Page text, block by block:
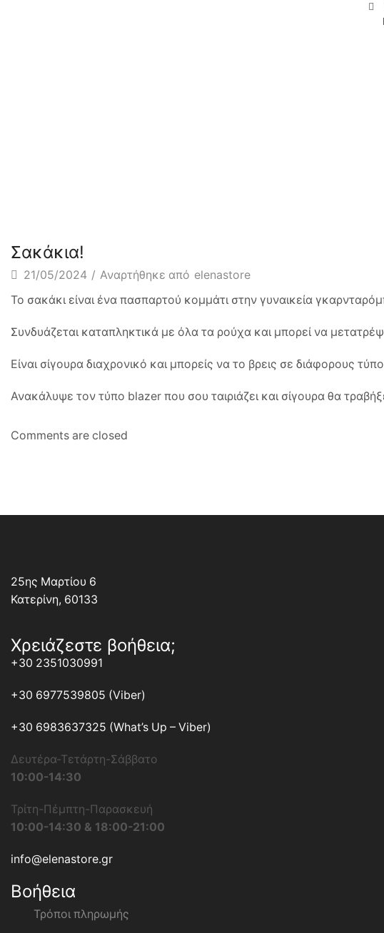
Χωρίς κατηγορία
Σακάκια!
21/05/2024 / Αναρτήθηκε από elenastore
Το σακάκι είναι ένα πασπαρτού κομμάτι στην γυναικεία
Συνδυάζεται καταπληκτικά με όλα τα ρούχα και μπορεί να
Είναι σίγουρα διαχρονικό και μπορείς να το βρεις σε διάφορους
Ανακάλυψε τον τύπο blazer που σου ταιριάζει και σίγουρα θα
Comments are closed
25ης Μαρτίου 6
Κατερίνη, 60133
Χρειάζεστε βοήθεια;
+30 2351030991
+30 6977539805 (Viber)
+30 6983637325 (What’s Up – Viber)
Δευτέρα-Τετάρτη-Σάββατο
10:00-14:30
Τρίτη-Πέμπτη-Παρασκευή
10:00-14:30 & 18:00-21:00
info@elenastore.gr
Βοήθεια
Τρόποι πληρωμής